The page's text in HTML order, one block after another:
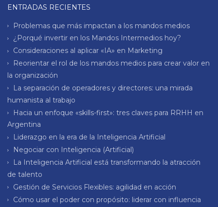
ENTRADAS RECIENTES
Problemas que más impactan a los mandos medios
¿Porqué invertir en los Mandos Intermedios hoy?
Consideraciones al aplicar «IA» en Marketing
Reorientar el rol de los mandos medios para crear valor en
la organización
La separación de operadores y directores: una mirada
humanista al trabajo
Hacia un enfoque «skills-first»: tres claves para RRHH en
Argentina
Liderazgo en la era de la Inteligencia Artificial
Negociar con Inteligencia (Artificial)
La Inteligencia Artificial está transformando la atracción
de talento
Gestión de Servicios Flexibles: agilidad en acción
Cómo usar el poder con propósito: liderar con influencia